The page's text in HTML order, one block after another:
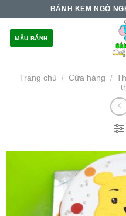
content
BÁNH KEM NGỘ
MẪU BÁNH
Trang chủ / Cửa hàng /